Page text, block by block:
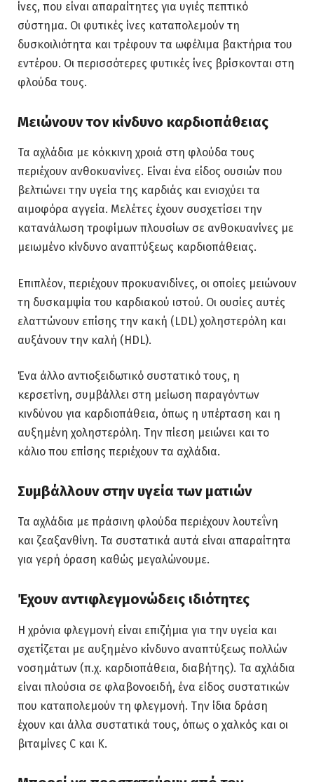
ίνες, που είναι απαραίτητες για υγιές πεπτικό
σύστημα. Οι φυτικές ίνες καταπολεμούν τη
δυσκοιλιότητα και τρέφουν τα ωφέλιμα βακτήρια του
εντέρου. Οι περισσότερες φυτικές ίνες βρίσκονται στη
φλούδα τους.
Μειώνουν τον κίνδυνο καρδιοπάθειας
Τα αχλάδια με κόκκινη χροιά στη φλούδα τους
περιέχουν ανθοκυανίνες. Είναι ένα είδος ουσιών που
βελτιώνει την υγεία της καρδιάς και ενισχύει τα
αιμοφόρα αγγεία. Μελέτες έχουν συσχετίσει την
κατανάλωση τροφίμων πλουσίων σε ανθοκυανίνες με
μειωμένο κίνδυνο αναπτύξεως καρδιοπάθειας.
Επιπλέον, περιέχουν προκυανιδίνες, οι οποίες μειώνουν
τη δυσκαμψία του καρδιακού ιστού. Οι ουσίες αυτές
ελαττώνουν επίσης την κακή (LDL) χοληστερόλη και
αυξάνουν την καλή (HDL).
Ένα άλλο αντιοξειδωτικό συστατικό τους, η
κερσετίνη, συμβάλλει στη μείωση παραγόντων
κινδύνου για καρδιοπάθεια, όπως η υπέρταση και η
αυξημένη χοληστερόλη. Την πίεση μειώνει και το
κάλιο που επίσης περιέχουν τα αχλάδια.
Συμβάλλουν στην υγεία των ματιών
Τα αχλάδια με πράσινη φλούδα περιέχουν λουτεΐνη
και ζεαξανθίνη. Τα συστατικά αυτά είναι απαραίτητα
για γερή όραση καθώς μεγαλώνουμε.
Έχουν αντιφλεγμονώδεις ιδιότητες
Η χρόνια φλεγμονή είναι επιζήμια για την υγεία και
σχετίζεται με αυξημένο κίνδυνο αναπτύξεως πολλών
νοσημάτων (π.χ. καρδιοπάθεια, διαβήτης). Τα αχλάδια
είναι πλούσια σε φλαβονοειδή, ένα είδος συστατικών
που καταπολεμούν τη φλεγμονή. Την ίδια δράση
έχουν και άλλα συστατικά τους, όπως ο χαλκός και οι
βιταμίνες C και Κ.